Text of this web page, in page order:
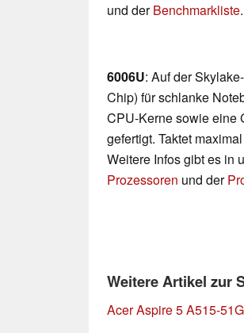
und derBenchmarkliste.
6006U: Auf der
Chip) für schlanke
CPU-Kerne sowie eine
gefertigt. Taktet
Weitere Infos gibt es in
Prozessoren und der
Weitere Artikel zur
Acer Aspire 5 A515-